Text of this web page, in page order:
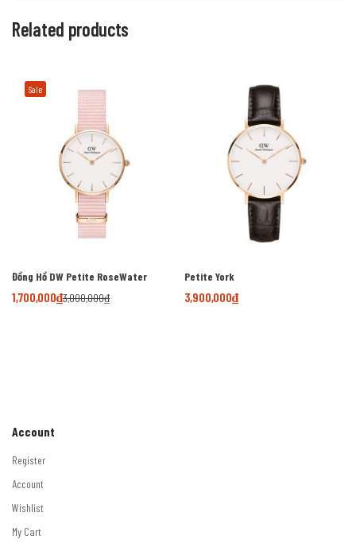
Related products
Sale
Đồng Hồ DW Petite RoseWater
1,700,000₫3,000,000₫
Petite York
3,900,000₫
Account
Register
Account
Wishlist
My Cart